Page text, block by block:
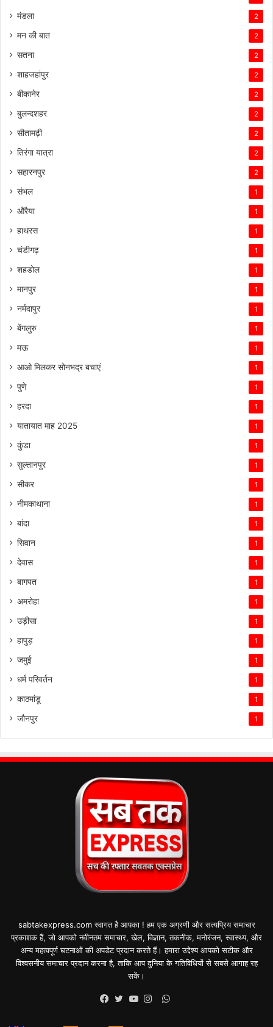
मंडला 2
मन की बात 2
सतना 2
शाहजहांपुर 2
बीकानेर 2
बुलन्दशहर 2
सीतामढ़ी 2
तिरंगा यात्रा 2
सहारनपुर 2
संभल 1
औरैया 1
हाथरस 1
चंडीगढ़ 1
शहडोल 1
मानपुर 1
नर्मदापुर 1
बेंगलुरु 1
मऊ 1
आओ मिलकर सोनभद्र बचाएं 1
पुणे 1
हरदा 1
यातायात माह 2025 1
कुंडा 1
सुल्तानपुर 1
सीकर 1
नीमकाथाना 1
बांदा 1
सिवान 1
देवास 1
बागपत 1
अमरोहा 1
उड़ीसा 1
हापुड़ 1
जमुई 1
धर्म परिवर्तन 1
काठमांडू 1
जौनपुर 1
sabtakexpress.com स्वागत है आपका ! हम एक अग्रणी और सत्यप्रिय समाचार
प्रकाशक हैं, जो आपको नवीनतम समाचार, खेल, विज्ञान, तकनीक, मनोरंजन, स्वास्थ्य, और
अन्य महत्वपूर्ण घटनाओं की अपडेट प्रदान करते हैं। हमारा उद्देश्य आपको सटीक और
विश्वसनीय समाचार प्रदान करना है, ताकि आप दुनिया के गतिविधियों से सबसे आगाह रह
सकें।
WhatsApp